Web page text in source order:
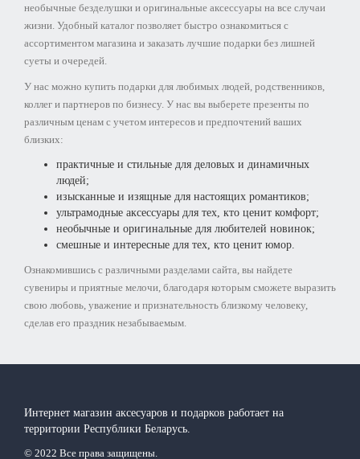
необычные безделушки и оригинальные аксессуары на все случаи
жизни. Удобный каталог позволяет быстро ознакомиться с
ассортиментом магазина и заказать лучшие подарки без лишней
суеты и очередей.
У нас можно купить подарки для любимых людей, родственников,
коллег и партнеров по бизнесу. У нас вы выберете презенты по
различным ценам с учетом интересов и предпочтений ваших
близких:
практичные и стильные для деловых и динамичных
людей;
изысканные и изящные для настоящих романтиков;
ультрамодные аксессуары для тех, кто ценит комфорт;
необычные и оригинальные для любителей новинок;
смешные и интересные для тех, кто ценит юмор.
Ознакомившись с различными разделами сайта, вы найдете
сувениры и приятные мелочи, благодаря которым сможете выразить
свою любовь, уважение и признательность близкому человеку,
сделав его праздник незабываемым.
Интернет магазин аксесуаров и подарков работает на
территории Реcпублики Беларусь.
© 2022 Все права защищены.